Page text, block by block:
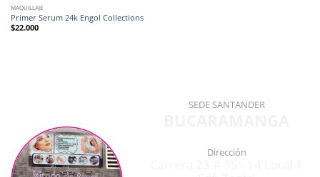
MAQUILLAJE
Primer Serum 24k Engol Collections
$22.000
SEDE SANTANDER
Dirección